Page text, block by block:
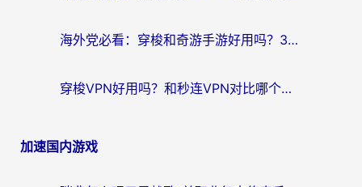
海外党必看：穿梭和奇游手游好用吗？3步选对回国加速器，流畅看CCTV5海外直播
穿梭VPN好用吗？和秒连VPN对比哪个回国效果更好？海外党亲测实用指南
加速国内游戏